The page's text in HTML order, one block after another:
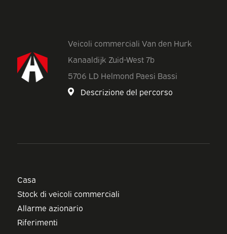
Veicoli commerciali Van den Hurk
Kanaaldijk Zuid-West 7b
5706 LD Helmond Paesi Bassi
Descrizione del percorso
Casa
Stock di veicoli commerciali
Allarme azionario
Riferimenti